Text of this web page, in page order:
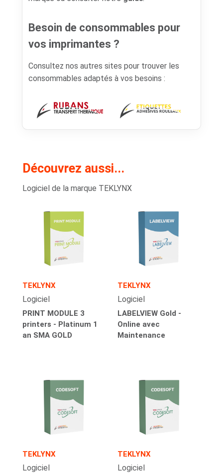
Besoin de consommables pour
vos imprimantes ?
Consultez nos autres sites pour trouver les
consommables adaptés à vos besoins :
Découvrez aussi...
Logiciel de la marque TEKLYNX
TEKLYNX
Logiciel
PRINT MODULE 3
printers - Platinum 1
an SMA GOLD
TEKLYNX
Logiciel
LABELVIEW Gold -
Online avec
Maintenance
TEKLYNX
Logiciel
TEKLYNX
Logiciel